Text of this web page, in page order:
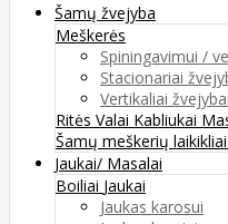
Šamų žvejyba
Meškerės
Spiningavimui /
Stacionariai
Vertikaliai žvejybai
Ritės Valai Kabliukai
Šamų meškerių
Jaukai/ Masalai
Boiliai Jaukai
Jaukas karosui